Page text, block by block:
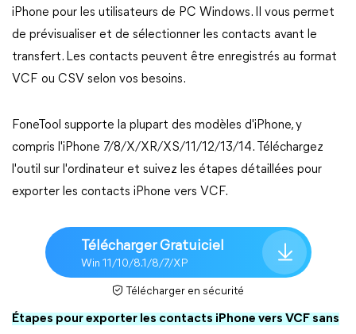
iPhone pour les utilisateurs de PC Windows. Il vous permet
de prévisualiser et de sélectionner les contacts avant le
transfert. Les contacts peuvent être enregistrés au format
VCF ou CSV selon vos besoins.
FoneTool supporte la plupart des modèles d'iPhone, y
compris l'iPhone 7/8/X/XR/XS/11/12/13/14. Téléchargez
l'outil sur l'ordinateur et suivez les étapes détaillées pour
exporter les contacts iPhone vers VCF.
Télécharger Gratuiciel
Win 11/10/8.1/8/7/XP
Télécharger en sécurité
Étapes pour exporter les contacts iPhone vers VCF sans